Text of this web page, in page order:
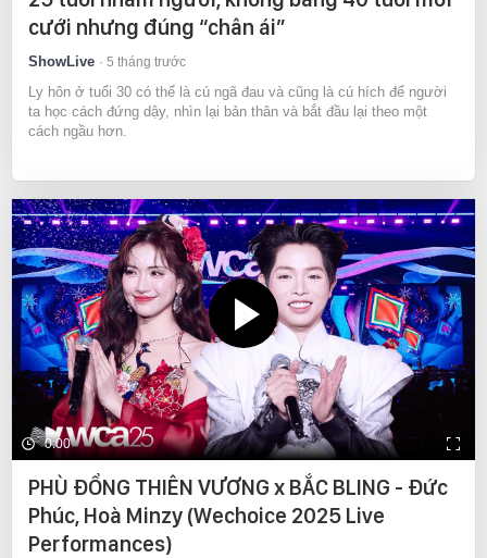
cưới nhưng đúng “chân ái”
ShowLive 5 tháng trước
Ly hôn ở tuổi 30 có thể là cú ngã đau và cũng là cú hích để người
ta học cách đứng dậy, nhìn lại bản thân và bắt đầu lại theo một
cách ngầu hơn.
0:00
PHÙ ĐỔNG THIÊN VƯƠNG x BẮC BLING - Đức
Phúc, Hoà Minzy (Wechoice 2025 Live
Performances)